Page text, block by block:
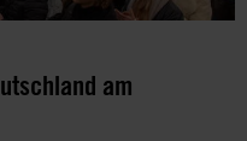
am